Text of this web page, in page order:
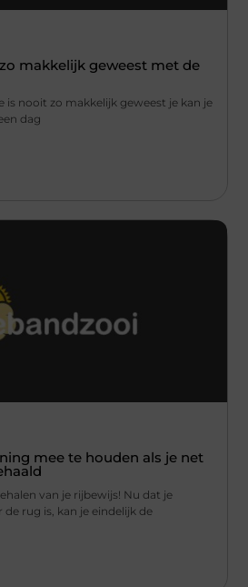
makkelijk geweest met de
is nooit zo makkelijk geweest je kan je
dag
mee te houden als je net
van je rijbewijs! Nu dat je
rug is, kan je eindelijk de